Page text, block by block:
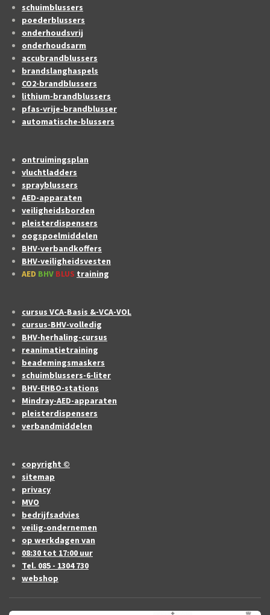
schuimblussers
poederblussers
onderhoudsvrij
onderhoudsarm
accubrandblussers
brandslanghaspels
CO2-brandblussers
lithium-brandblussers
pfas-vrije-brandblusser
automatische-blussers
ontruimingsplan
vluchtladders
sprayblussers
AED-apparaten
veiligheidsborden
pleisterdispensers
oogspoelmiddelen
BHV-verbandkoffers
BHV-veiligheidsvesten
AED BHV BLUS training
cursus VCA-Basis &-VCA-VOL
cursus-BHV-volledig
BHV-herhaling-cursus
reanimatietraining
beademingsmaskers
schuimblussers-6-liter
BHV-EHBO-stations
Mindray-AED-apparaten
pleisterdispensers
verbandmiddelen
copyright ©
sitemap
privacy
MVO
bedrijfsadvies
veilig-ondernemen
op werkdagen van
08:30 tot 17:00 uur
Tel. 085 - 1304 730
webshop